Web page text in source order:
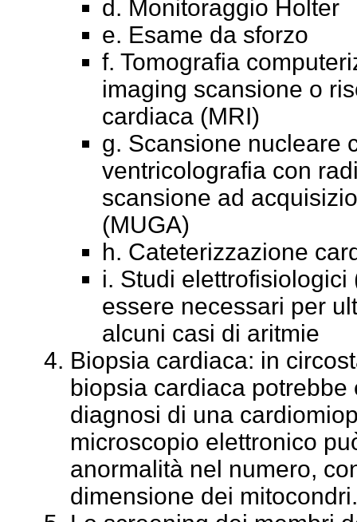
d. Monitoraggio Holter
e. Esame da sforzo
f. Tomografia
imaging scansione o
cardiaca (MRI)
g. Scansione nucleare
ventricolografia con
scansione ad
(MUGA)
h. Cateterizzazione
i. Studi elettrofisiologici
essere necessari per
alcuni casi di aritmie
Biopsia cardiaca: in
biopsia cardiaca potrebbe
diagnosi di una
microscopio elettronico
anormalità nel numero,
dimensione dei mitocondri.